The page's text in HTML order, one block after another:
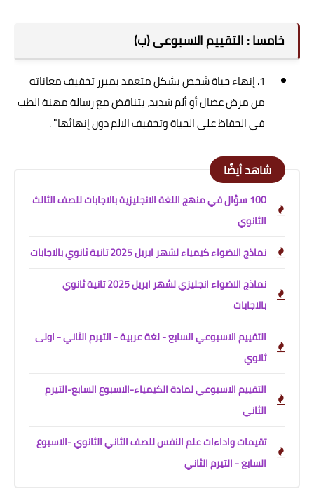
خامسا : التقييم الاسبوعى (ب)
1. إنهاء حياة شخص بشكل متعمد بمبرر تخفيف معاناته
من مرض عضال أو ألم شديد، يتناقض مع رسالة مهنة الطب
في الحفاظ على الحياة وتخفيف الالم دون إنهائها" .
شاهد أيضًا
100 سؤال في منهج اللغة الانجليزية بالاجابات للصف الثالث
الثانوي
نماذج الاضواء كيمياء لشهر ابريل 2025 تانية ثانوي بالاجابات
نماذج الاضواء انجليزي لشهر ابريل 2025 تانية ثانوي
بالاجابات
التقييم الاسبوعي السابع - لغة عربية - التيرم الثاني - اولى
ثانوي
التقييم الاسبوعي لمادة الكيمياء-الاسبوع السابع-التيرم
الثاني
تقيمات واداءات علم النفس للصف الثاني الثانوي -الاسبوع
السابع - التيرم الثاني